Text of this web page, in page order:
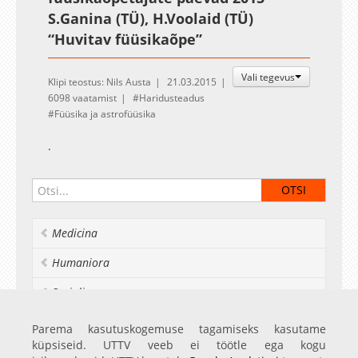
S.Ganina (TÜ), H.Voolaid (TÜ)
“Huvitav füüsikaõpe”
Vali tegevus
Klipi teostus: Nils Austa
21.03.2015
6098 vaatamist
Haridusteadus
Füüsika ja astrofüüsika
.
Medicina
Humaniora
Socialia
Realia et naturalia
Ülikoolist veel
Parema kasutuskogemuse tagamiseks kasutame
küpsiseid. UTTV veeb ei töötle ega kogu